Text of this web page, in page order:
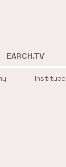
Instituce
EARCH.TV